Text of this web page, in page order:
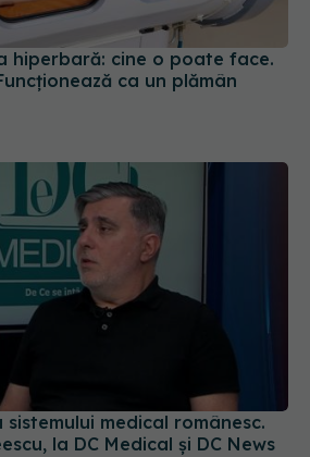
ca un plămân
la DC Medical și DC News